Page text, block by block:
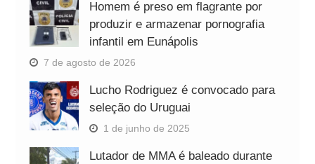
Homem é preso em flagrante por
produzir e armazenar pornografia
infantil em Eunápolis
7 de agosto de 2026
Lucho Rodriguez é convocado para
seleção do Uruguai
1 de junho de 2025
Lutador de MMA é baleado durante